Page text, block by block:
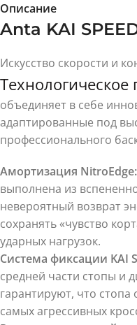
Описание
Anta KAI
Искусство скорости и
Технологическое
объединяет в себе
адаптированные под
профессионального
Амортизация NitroEdge:
выполнена из
невероятный возврат
сохранять «чувство
ударных нагрузок.
Система фиксации KAI
средней части стопы и
гарантируют, что стопа
самых агрессивных